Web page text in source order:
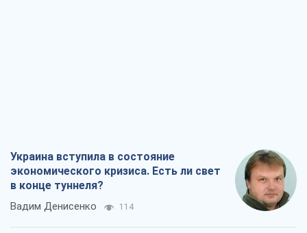
Украина вступила в состояние
экономического кризиса. Есть ли свет
в конце туннеля?
Вадим Денисенко 114